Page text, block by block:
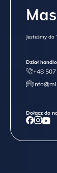
Jesteśmy do
Dział
+48
Dołącz do